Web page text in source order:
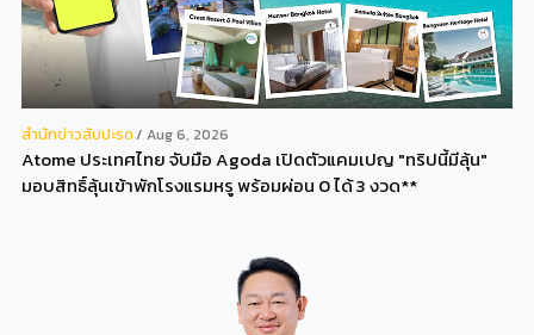
สํานักข่าวสับปะรด Aug 6, 2026
Atome ประเทศไทย จับมือ Agoda เปิดตัวแคมเปญ "ทริปนี้มีลุ้น"
มอบสิทธิ์ลุ้นเข้าพักโรงแรมหรู พร้อมผ่อน 0 ได้ 3 งวด**